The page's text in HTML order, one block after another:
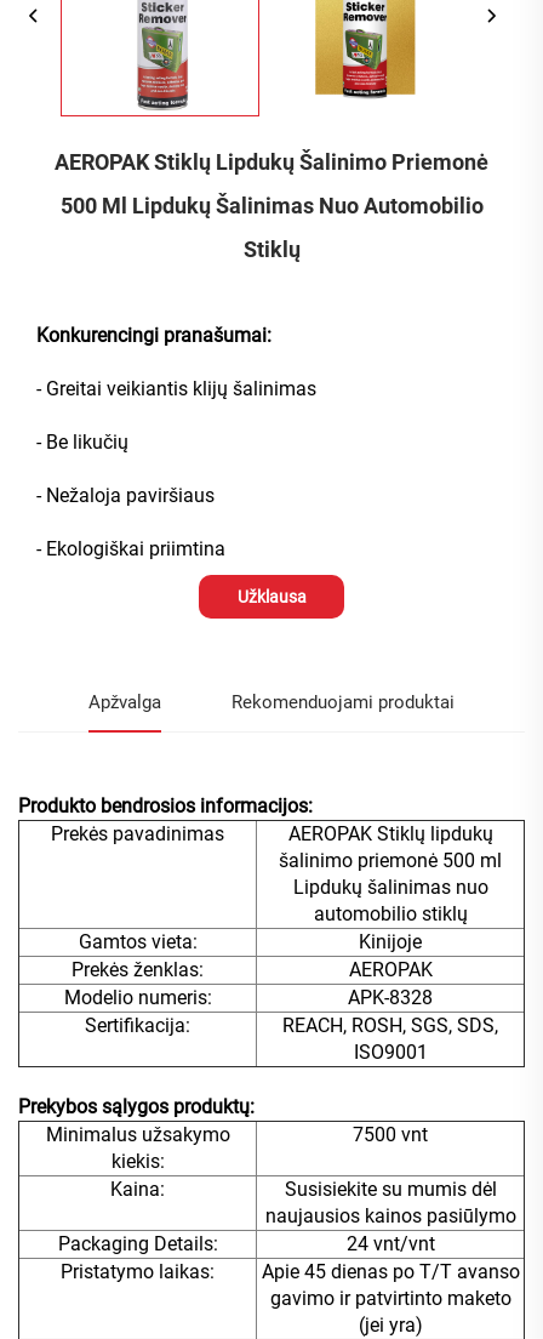
AEROPAK Stiklų Lipdukų Šalinimo Priemonė
500 Ml Lipdukų Šalinimas Nuo Automobilio
Stiklų
Konkurencingi pranašumai:
- Greitai veikiantis klijų šalinimas
- Be likučių
- Nežaloja paviršiaus
- Ekologiškai priimtina
Užklausa
Apžvalga Rekomenduojami produktai
Produkto bendrosios informacijos:
Prekės pavadinimas
AEROPAK Stiklų lipdukų
šalinimo priemonė 500 ml
Lipdukų šalinimas nuo
automobilio stiklų
Gamtos vieta:
Kinijoje
Prekės ženklas:
AEROPAK
Modelio numeris:
APK-8328
Sertifikacija:
REACH, ROSH, SGS, SDS,
ISO9001
Prekybos sąlygos produktų:
Minimalus užsakymo
kiekis:
7500 vnt
Kaina:
Susisiekite su mumis dėl
naujausios kainos pasiūlymo
Packaging Details:
24 vnt/vnt
Pristatymo laikas:
Apie 45 dienas po T/T avanso
gavimo ir patvirtinto maketo
(jei yra)